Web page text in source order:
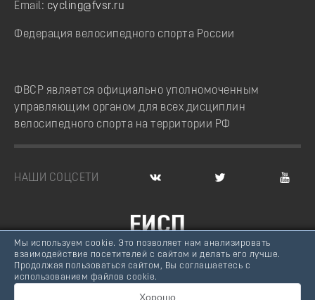
Email: cycling@fvsr.ru
Федерация велосипедного спорта России
ФВСР является официально уполномоченным
управляющим органом для всех дисциплин
велосипедного спорта на территории РФ
НАШИ СОЦСЕТИ
ЕИСП
ВЕЛОСПОРТ РОССИИ
© Федерация велосипедного спорта России, 2007 -
2026
Мы используем cookie. Это позволяет нам анализировать
взаимодействие посетителей с сайтом и делать его лучше.
Продолжая пользоваться сайтом, Вы соглашаетесь с
использованием файлов cookie.
Хорошо